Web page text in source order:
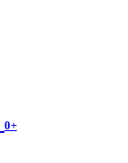
0+